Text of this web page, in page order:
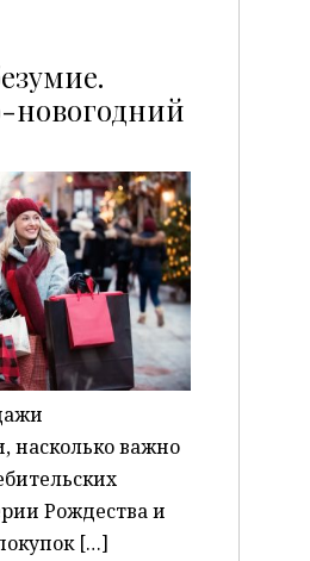
новогодний
насколько важно
Рождества и
[…]